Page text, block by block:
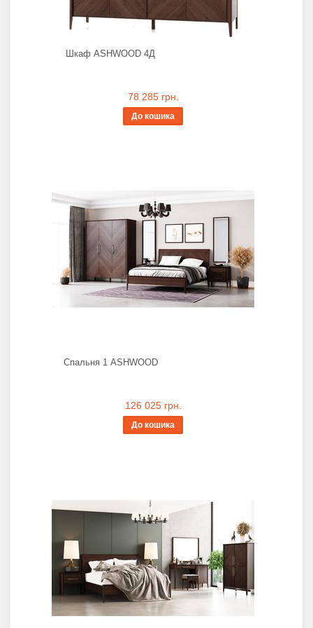
Шкаф ASHWOOD 4Д
78 285 грн.
До кошика
Спальня 1 ASHWOOD
126 025 грн.
До кошика